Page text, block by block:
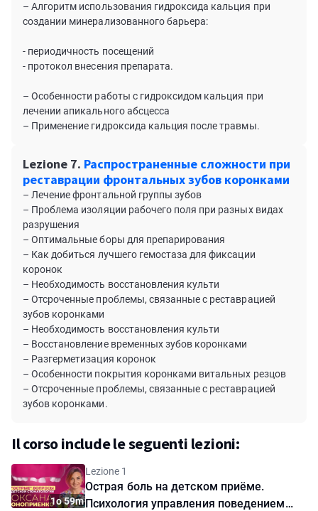
– Алгоритм использования гидроксида кальция при
создании минерализованного барьера:
- периодичность посещений
- протокол внесения препарата.
– Особенности работы с гидроксидом кальция при
лечении апикального абсцесса
– Применение гидроксида кальция после травмы.
Lezione 7. Распространенные сложности при
реставрации фронтальных зубов коронками
– Лечение фронтальной группы зубов
– Проблема изоляции рабочего поля при разных видах
разрушения
– Оптимальные боры для препарирования
– Как добиться лучшего гемостаза для фиксации
коронок
– Необходимость восстановления культи
– Отсроченные проблемы, связанные с реставрацией
зубов коронками
– Необходимость восстановления культи
– Восстановление временных зубов коронками
– Разгерметизация коронок
– Особенности покрытия коронками витальных резцов
– Отсроченные проблемы, связанные с реставрацией
зубов коронками.
Il corso include le seguenti lezioni:
1o 59m
Lezione 1
Острая боль на детском приёме.
Психология управления поведением